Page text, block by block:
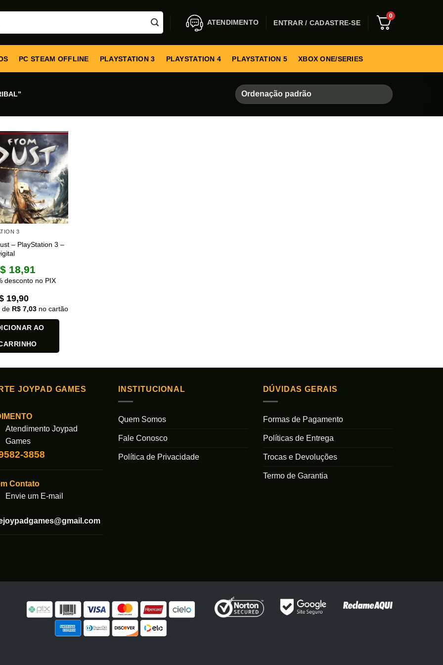
ATENDIMENTO ENTRAR / CADASTRE-SE
0
PC STEAM OFFLINE PLAYSTATION 3 PLAYSTATION 4 PLAYSTATION 5 XBOX ONE/SERIES
3
– PlayStation 3 –
18,91
desconto no PIX
19,90
de R$7,03no cartão
AO
JOYPAD GAMES
Atendimento Joypad
Games
3858
Contato
Envie um E-mail
INSTITUCIONAL
Quem Somos
Fale Conosco
Política de Privacidade
DÚVIDAS GERAIS
Formas de Pagamento
Políticas de Entrega
Trocas e Devoluções
Termo de Garantia